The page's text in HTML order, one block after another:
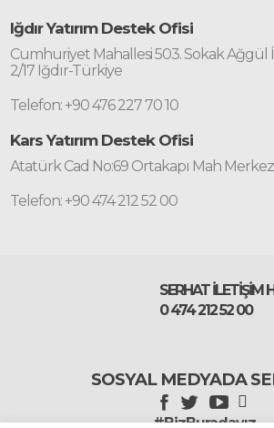
Iğdır Yatırım Destek Ofisi
Cumhuriyet Mahallesi 503. Sokak Ağgül
2/17 Iğdır-Türkiye
Telefon: +90 476 227 70 10
Kars Yatırım Destek Ofisi
Atatürk Cad No:69 Ortakapı Mah
Telefon: +90 474 212 52 00
SERHAT İLETİŞİM
0 474 212 52 00
SOSYAL MEDYADA
#BizBuradayız